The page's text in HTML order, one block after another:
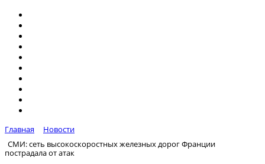
Главная
Новости
СМИ: сеть высокоскоростных железных дорог Франции
пострадала от атак